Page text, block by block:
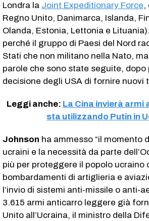
Londra la Joint Expeditionary Force,
Regno Unito, Danimarca, Islanda,
Olanda, Estonia, Lettonia e
perché il gruppo di Paesi del Nord
Stati che non militano nella Nato,
parole che sono state seguite, dopo
decisione degli USA di fornire nuovi
Leggi anche: La Cina invierà armi
sta utilizzando Putin in
Johnson ha ammesso “il momento
ucraini e la necessità da parte
più per proteggere il popolo ucraino
bombardamenti di artiglieria e
l’invio di sistemi anti-missile o anti-
3.615 armi anticarro leggere già
Unito all’Ucraina, il ministro della